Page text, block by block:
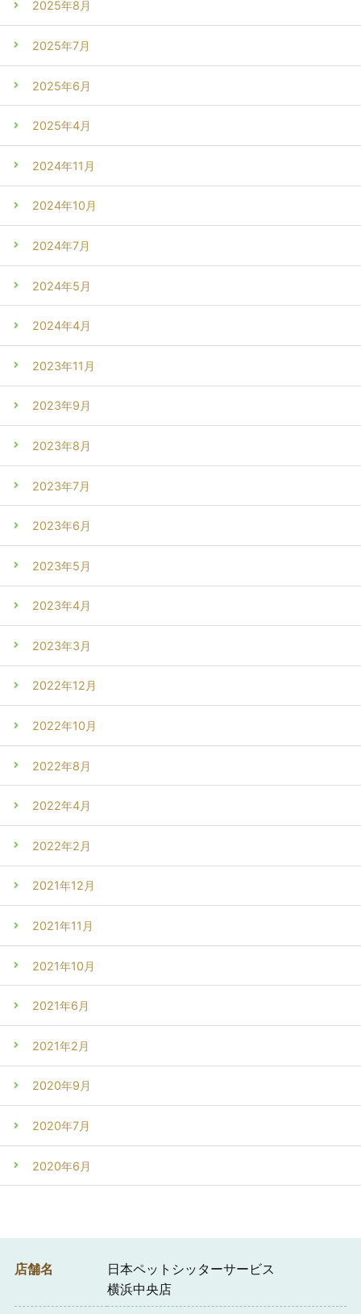
2025年8月
2025年7月
2025年6月
2025年4月
2024年11月
2024年10月
2024年7月
2024年5月
2024年4月
2023年11月
2023年9月
2023年8月
2023年7月
2023年6月
2023年5月
2023年4月
2023年3月
2022年12月
2022年10月
2022年8月
2022年4月
2022年2月
2021年12月
2021年11月
2021年10月
2021年6月
2021年2月
2020年9月
2020年7月
2020年6月
店舗名
日本ペットシッターサービス
横浜中央店